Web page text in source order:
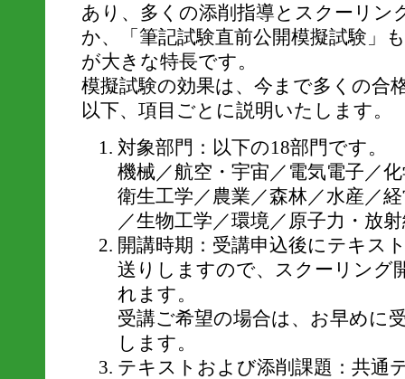
あり、多くの添削指導とスクーリン
か、「筆記試験直前公開模擬試験」
が大きな特長です。
模擬試験の効果は、今まで多くの合
以下、項目ごとに説明いたします。
対象部門：以下の18部門です。
機械／航空・宇宙／電気電子／
衛生工学／農業／森林／水産／
／生物工学／環境／原子力・放
開講時期：受講申込後にテキス
送りしますので、スクーリング
れます。
受講ご希望の場合は、お早めに
します。
テキストおよび添削課題：共通